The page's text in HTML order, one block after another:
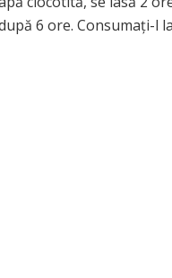
6 ore. Consumați-l